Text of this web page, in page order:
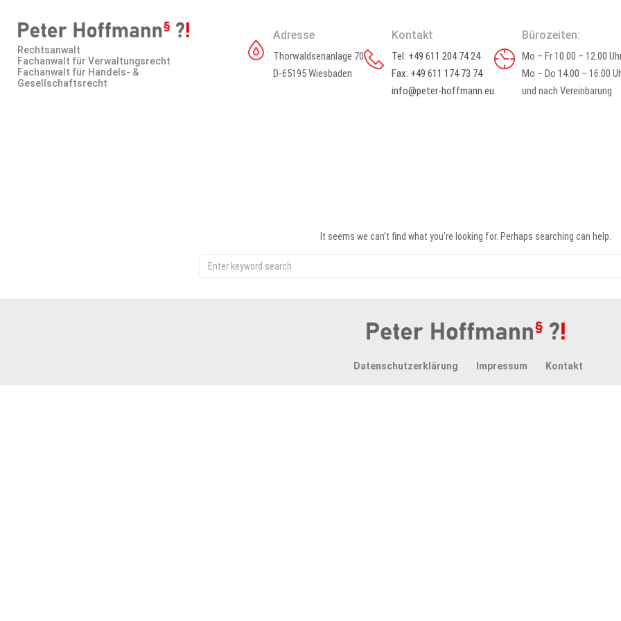
Rechtsanwalt
Fachanwalt für Verwaltungsrecht
Fachanwalt für Handels- &
Gesellschaftsrecht
Adresse
Thorwaldsenanlage 70
D-65195 Wiesbaden
Kontakt
Tel: +49 611 204 74 24
Fax: +49 611 174 73 74
info@peter-hoffmann.eu
Bürozeiten:
Mo – Fr 10.00 – 12.00
Mo – Do 14.00 – 16.00
und nach Vereinbarung
It seems we can’t find what you’re looking for. Perhaps searching can help.
Datenschutzerklärung Impressum Kontakt